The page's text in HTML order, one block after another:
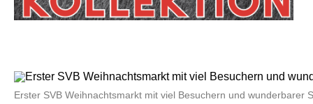
Erster SVB Weihnachtsmarkt mit viel Besuchern und wunderbarer